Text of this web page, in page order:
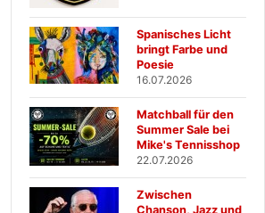
Spanisches Licht
bringt Farbe und
Poesie
16.07.2026
Matchball für den
Summer Sale bei
Mike's Tennisshop
22.07.2026
Zwischen
Chanson, Jazz und